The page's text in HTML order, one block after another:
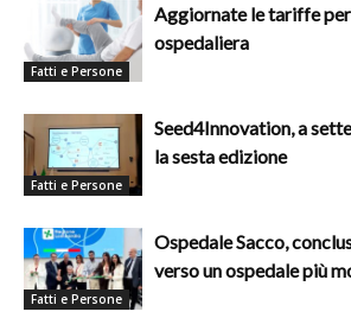
Fatti e Persone
Aggiornate le tariffe
ospedaliera
Fatti e Persone
Seed4Innovation, a
la sesta edizione
Fatti e Persone
Ospedale Sacco,
verso un ospedale più